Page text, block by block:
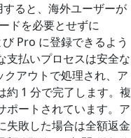
ると、海外ユーザーが
ドを必要とせずに
Pro に登録できるよう
支払いプロセスは安全な
アウトで処理され、ア
約 1 分で完了します。複
ポートされています。ア
失敗した場合は全額返金